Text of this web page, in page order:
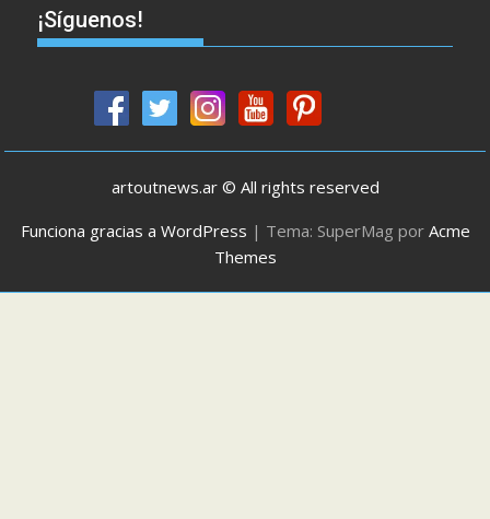
¡Síguenos!
artoutnews.ar © All rights reserved
Funciona gracias a WordPress | Tema: SuperMag por Acme
Themes